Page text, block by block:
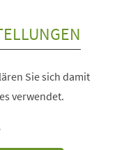
Sie sich damit
verwendet.